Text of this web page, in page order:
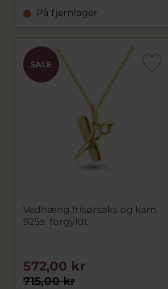
På fjernlager
SALE
Vedhæng frisørsaks og kam
925s. forgyldt
715,00 kr
572,00 kr